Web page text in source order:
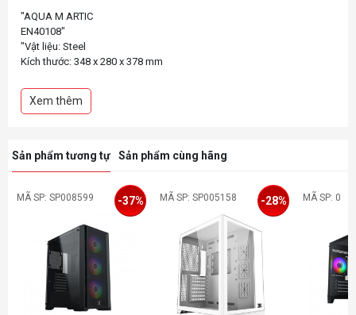
"AQUA M ARTIC
EN40108"
"Vật liệu: Steel
Kích thước: 348 x 280 x 378 mm
Khe mở rộng: 4 slots
Hỗ trợ Mainboard: Micro-ATX, ITX
Hỗ trợ VGA 330mm
"FAN HỆ THỐNG - Trước: 120mm x 2 (tuỳ chọn)
Sau: 120mm fan x 1 (tùy chọn)
Xem thêm
Sản phẩm tương tự Sản phẩm cùng hãng
MÃ SP: SP008599 -37% MÃ SP: SP005158 -28% MÃ SP: 0